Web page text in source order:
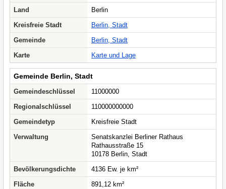
Land
Berlin
Kreisfreie Stadt
Berlin, Stadt
Gemeinde
Berlin, Stadt
Karte
Karte und Lage
Gemeinde Berlin, Stadt
Gemeindeschlüssel
11000000
Regionalschlüssel
110000000000
Gemeindetyp
Kreisfreie Stadt
Verwaltung
Senatskanzlei Berliner Rathaus
Rathausstraße 15
10178 Berlin, Stadt
Bevölkerungsdichte
4136 Ew. je km²
Fläche
891,12 km²